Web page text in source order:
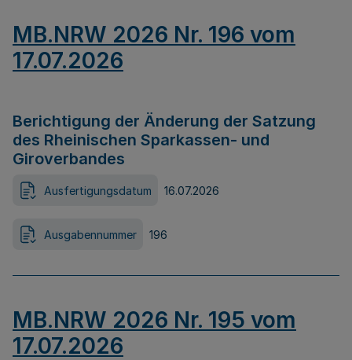
MB.NRW 2026 Nr. 196 vom
17.07.2026
Berichtigung der Änderung der Satzung
des Rheinischen Sparkassen- und
Giroverbandes
Ausfertigungsdatum 16.07.2026
Ausgabennummer 196
MB.NRW 2026 Nr. 195 vom
17.07.2026